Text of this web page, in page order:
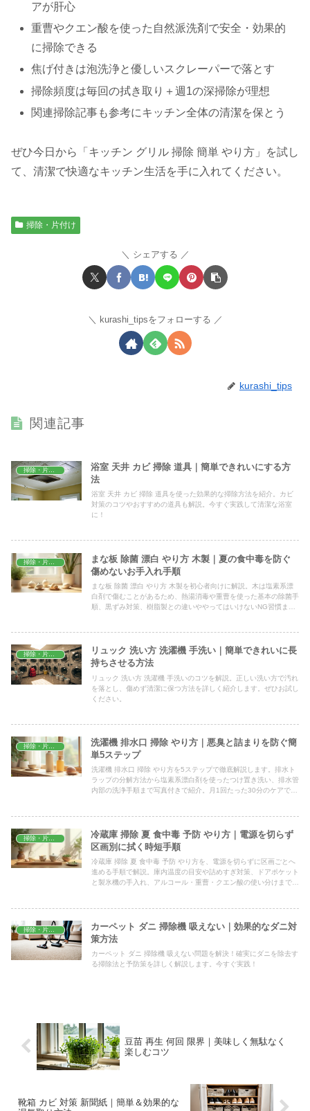
アが肝心
重曹やクエン酸を使った自然派洗剤で安全・効果的
に掃除できる
焦げ付きは泡洗浄と優しいスクレーパーで落とす
掃除頻度は毎回の拭き取り＋週1の深掃除が理想
関連掃除記事も参考にキッチン全体の清潔を保とう
ぜひ今日から「キッチン グリル 掃除 簡単 やり方」を試し
て、清潔で快適なキッチン生活を手に入れてください。
掃除・片付け
シェアする
kurashi_tipsをフォローする
kurashi_tips
関連記事
浴室 天井 カビ 掃除 道具｜簡単できれいにする方
法
浴室 天井 カビ 掃除 道具を使った効果的な掃除方法を紹介。カビ
対策のコツやおすすめの道具も解説。今すぐ実践して清潔な浴室
に！
まな板 除菌 漂白 やり方 木製｜夏の食中毒を防ぐ
傷めないお手入れ手順
まな板 除菌 漂白 やり方 木製を初心者向けに解説。木は塩素系漂
白剤で傷むことがあるため、熱湯消毒や重曹を使った基本の除菌手
順、黒ずみ対策、樹脂製との違いややってはいけないNG習慣ま
リュック 洗い方 洗濯機 手洗い｜簡単できれいに長
持ちさせる方法
リュック 洗い方 洗濯機 手洗いのコツを解説。正しい洗い方で汚れ
を落とし、傷めず清潔に保つ方法を詳しく紹介します。ぜひお試し
ください。
洗濯機 排水口 掃除 やり方｜悪臭と詰まりを防ぐ簡
単5ステップ
洗濯機 排水口 掃除 やり方を5ステップで徹底解説します。排水ト
ラップの分解方法から塩素系漂白剤を使ったつけ置き洗い、排水管
内部の洗浄手順まで写真付きで紹介。月1回たった30分のケアで嫌
冷蔵庫 掃除 夏 食中毒 予防 やり方｜電源を切らず
区画別に拭く時短手順
冷蔵庫 掃除 夏 食中毒 予防 やり方を、電源を切らずに区画ごとへ
進める手順で解説。庫内温度の目安や詰めすぎ対策、ドアポケット
と製氷機の手入れ、アルコール・重曹・クエン酸の使い分けまで、
掃除・片付け
カーペット ダニ 掃除機 吸えない｜効果的なダニ対
策方法
カーペット ダニ 掃除機 吸えない問題を解決！確実にダニを除去す
る掃除法と予防策を詳しく解説します。今すぐ実践！
豆苗 再生 何回 限界｜美味しく無駄なく
楽しむコツ
靴箱 カビ 対策 新聞紙｜簡単＆効果的な